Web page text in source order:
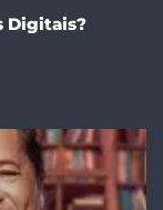
Digitais?